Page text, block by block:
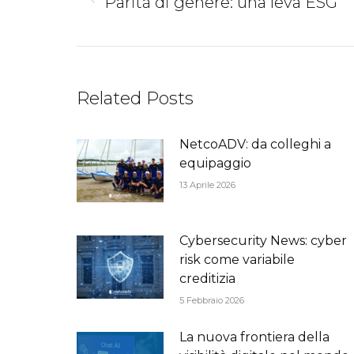
Related Posts
NetcoADV: da colleghi a
equipaggio
13 Aprile 2026
Cybersecurity News: cyber
risk come variabile
creditizia
5 Febbraio 2026
La nuova frontiera della